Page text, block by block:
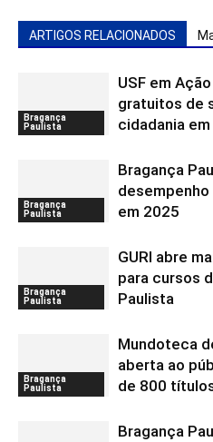
ARTIGOS RELACIONADOS
Bragança
Paulista
USF em
gratuitos de
cidadania
Bragança
Paulista
Bragança
desempenho
em 2025
Bragança
Paulista
GURI abre
para cursos
Paulista
Bragança
Paulista
Mundoteca
aberta ao
de 800
Bragança